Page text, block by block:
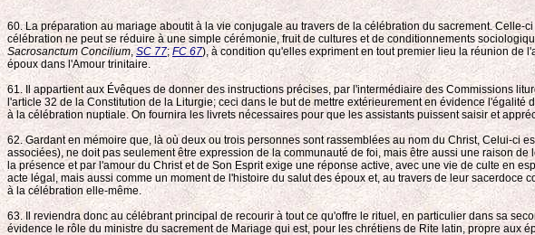
60. La préparation au mariage aboutit à la vie conjugale au travers de la célébration du sacrement.
célébration ne peut se réduire à une simple cérémonie, fruit de cultures et de conditionnements
Sacrosanctum Concilium,SC 77;FC 67), à condition qu'elles expriment en tout premier lieu la réunion de
époux dans l'Amour trinitaire.
61. Il appartient aux Évêques de donner des instructions précises, par l'intermédiaire des Commissions
l'article 32 de la Constitution de la Liturgie; ceci dans le but de mettre extérieurement en évidence
à la célébration nuptiale. On fournira les livrets nécessaires pour que les assistants puissent saisir et
62. Gardant en mémoire que, là où deux ou trois personnes sont rassemblées au nom du Christ, Celui-ci
associées), ne doit pas seulement être expression de la communauté de foi, mais être aussi une raison
la présence et par l'amour du Christ et de Son Esprit exige une réponse active, avec une vie de culte en
acte légal, mais aussi comme un moment de l'histoire du salut des époux et, au travers de leur
à la célébration elle-même.
63. Il reviendra donc au célébrant principal de recourir à tout ce qu'offre le rituel, en particulier dans sa
évidence le rôle du ministre du sacrement de Mariage qui est, pour les chrétiens de Rite latin, propre